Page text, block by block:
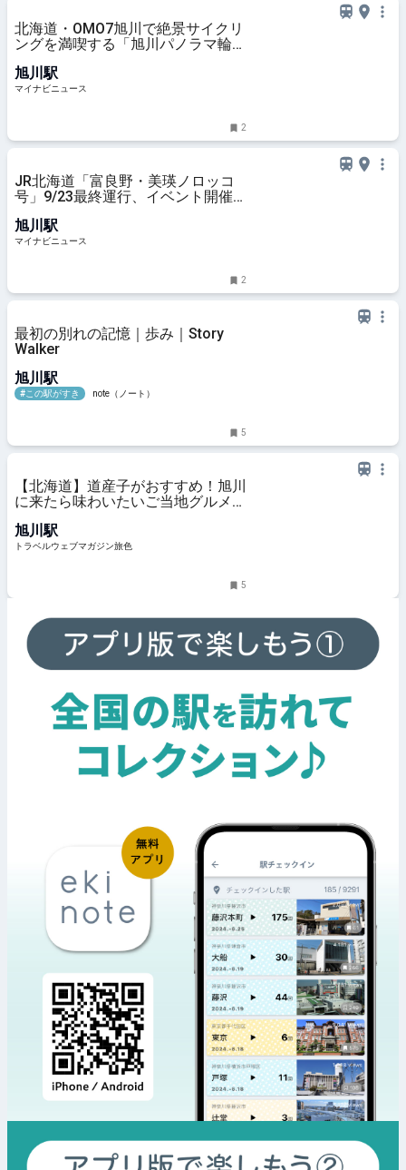
北海道・OMO7旭川で絶景サイクリ
ングを満喫する「旭川パノラマ輪
旭川駅
マイナビニュース
2
JR北海道「富良野・美瑛ノロッコ
号」9/23最終運行、イベント開催
旭川駅
マイナビニュース
2
最初の別れの記憶｜歩み｜Story
Walker
旭川駅
#この駅がすき note（ノート）
5
【北海道】道産子がおすすめ！旭川
に来たら味わいたいご当地グルメ4
旭川駅
トラベルウェブマガジン旅色
5